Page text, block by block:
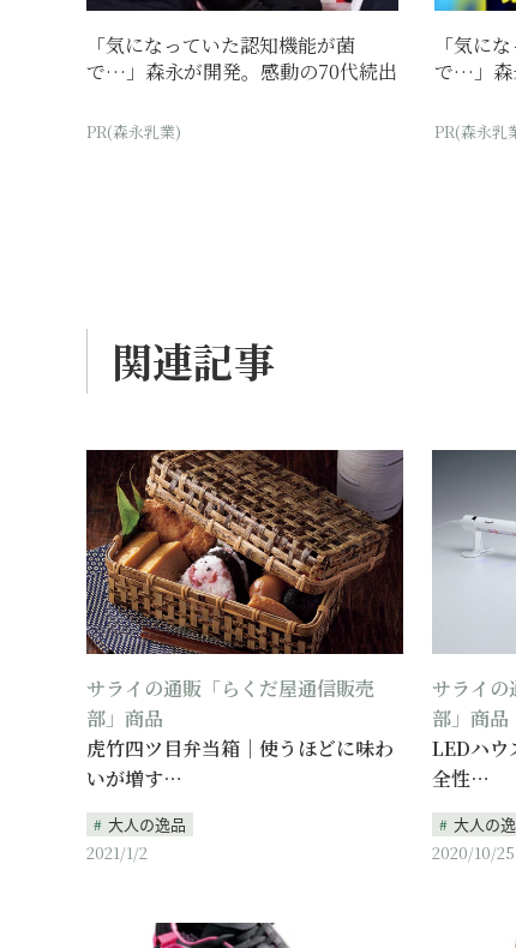
「気になっていた認知機能が菌
で…」森永が開発。感動の70代続出
PR(森永乳業)
「気に
で…」森
PR(森永乳
関連記事
サライの通販「らくだ屋通信販売
部」商品
虎竹四ツ目弁当箱｜使うほどに味わ
いが増す…
大人の逸品
2021/1/2
サライの
部」商品
LEDハウ
全性…
大人の
2020/10/25